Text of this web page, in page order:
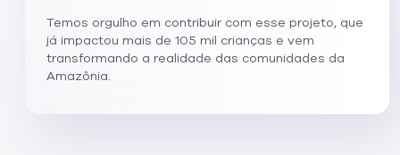
Temos orgulho em contribuir com esse projeto, que
já impactou mais de 105 mil crianças e vem
transformando a realidade das comunidades da
Amazônia.